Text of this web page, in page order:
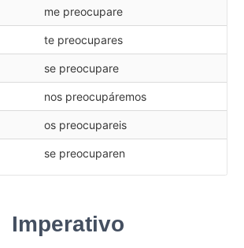
me preocupare
te preocupares
se preocupare
nos preocupáremos
os preocupareis
se preocuparen
Imperativo